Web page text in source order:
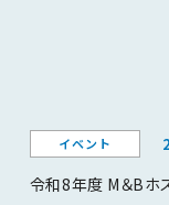
イベント
令和8年度 M＆Bホ